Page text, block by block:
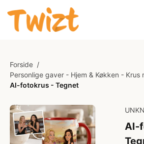
Forside /
Personlige gaver - Hjem & Køkken - Krus
AI-fotokrus - Tegnet
AI-